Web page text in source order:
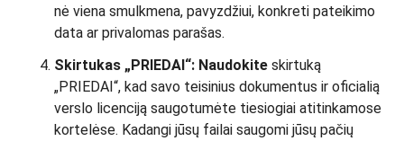
nė viena smulkmena, pavyzdžiui, konkreti pateikimo
data ar privalomas parašas.
Skirtukas „PRIEDAI“: Naudokite skirtuką
„PRIEDAI“, kad savo teisinius dokumentus ir oficialią
verslo licenciją saugotumėte tiesiogiai atitinkamose
kortelėse. Kadangi jūsų failai saugomi jūsų pačių